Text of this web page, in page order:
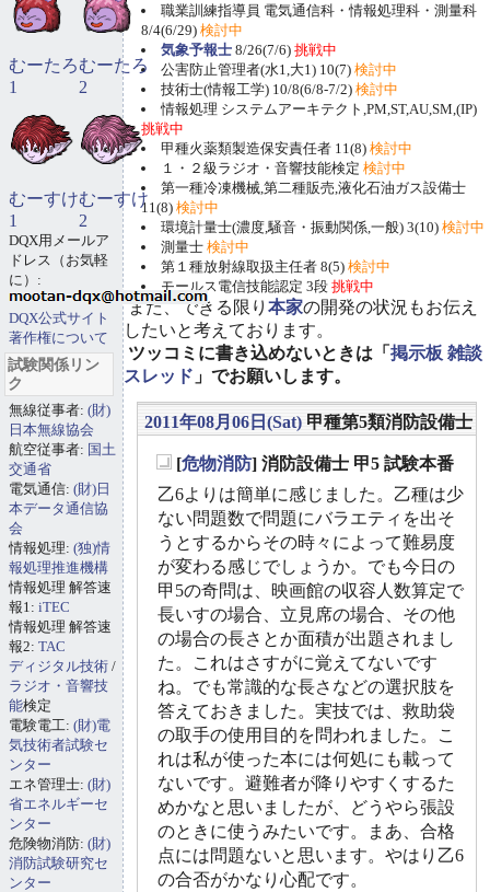
職業訓練指導員 電気通信科・情報処理科・測量科
8/4(6/29) 検討中
気象予報士 8/26(7/6) 挑戦中
公害防止管理者(水1,大1) 10(7) 検討中
技術士(情報工学) 10/8(6/8-7/2) 検討中
情報処理 システムアーキテクト,PM,ST,AU,SM,(IP)
挑戦中
甲種火薬類製造保安責任者 11(8) 検討中
１・２級ラジオ・音響技能検定 検討中
第一種冷凍機械,第二種販売,液化石油ガス設備士
11(8) 検討中
環境計量士(濃度,騒音・振動関係,一般) 3(10) 検討中
測量士 検討中
第１種放射線取扱主任者 8(5) 検討中
モールス電信技能認定 3段 挑戦中
また、できる限り 本家の開発の状況もお伝え
したいと考えております。
ツッコミに書き込めないときは「 掲示板 雑談
スレッド 」でお願いします。
2011年08月06日(Sat) 甲種第5類消防設備士
[危物消防] 消防設備士 甲5 試験本番
乙6よりは簡単に感じました。乙種は少
ない問題数で問題にバラエティを出そ
うとするからその時々によって難易度
が変わる感じでしょうか。でも今日の
甲5の奇問は、映画館の収容人数算定で
長いすの場合、立見席の場合、その他
の場合の長さとか面積が出題されまし
た。これはさすがに覚えてないです
ね。でも常識的な長さなどの選択肢を
答えておきました。実技では、救助袋
の取手の使用目的を問われました。こ
れは私が使った本には何処にも載って
ないです。避難者が降りやすくするた
めかなと思いましたが、どうやら張設
のときに使うみたいです。まあ、合格
点には問題ないと思います。やはり乙6
の合否がかなり心配です。
むーたろ
1
むーたろ
2
むーすけ
1
むーすけ
2
DQX用メールア
ドレス（お気軽
に）:
DQX公式サイト
著作権について
試験関係リン
ク
無線従事者: (財)
日本無線協会
航空従事者: 国土
交通省
電気通信: (財)日
本データ通信協
会
情報処理: (独)情
報処理推進機構
情報処理 解答速
報1: iTEC
情報処理 解答速
報2: TAC
ディジタル技術 /
ラジオ・音響技
能検定
電験電工: (財)電
気技術者試験セ
ンター
エネ管理士: (財)
省エネルギーセ
ンター
危険物消防: (財)
消防試験研究セ
ンター